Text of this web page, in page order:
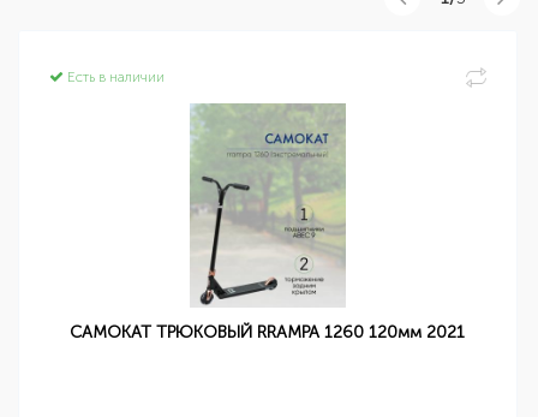
Есть в наличии
САМОКАТ ТРЮКОВЫЙ RRAMPA 1260 120мм 2021